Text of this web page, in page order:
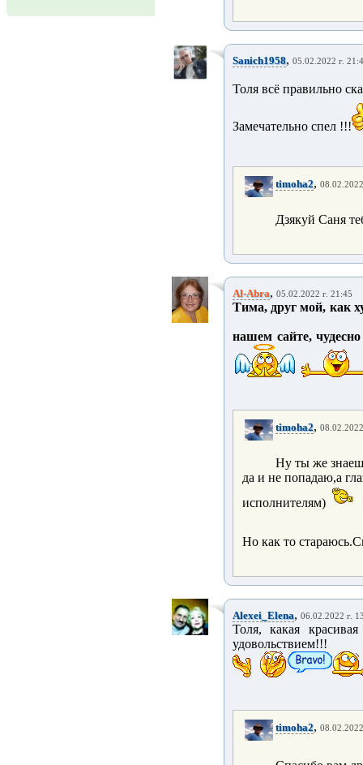
Sanich1958, 05.02.2022 г.
Толя всё правильно
Замечательно спел !!!
timoha2,
Дзякуй Саня
Al-Abra, 05.02.2022 г. 21:45
Тима, друг мой, как
нашем сайте,
timoha2,
Ну ты же
да и не попадаю,а
исполнителям)
Но как то
Alexei_Elena, 06.02.2022 г.
Толя, какая
удовольствием!!!
timoha2,